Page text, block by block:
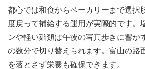
都心では和食からベーカリーまで選択
度戻って補給する運用が実際的です。
ンや軽い麺類は午後の写真歩きに響か
の数分で切り替えられます。富山の路
を落とさず栄養も確保できます。